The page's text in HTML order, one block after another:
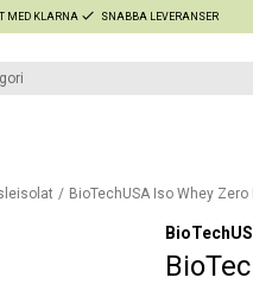
MED KLARNA SNABBA LEVERANSER
BioTechUSA Iso Whey